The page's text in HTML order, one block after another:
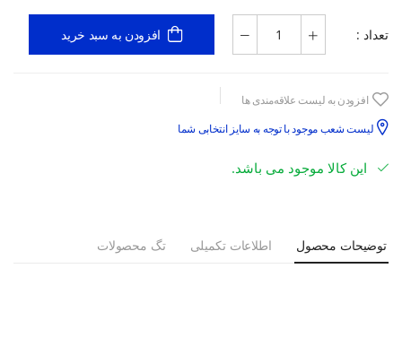
تعداد : افزودن به سبد خرید
افزودن به لیست علاقه‌مندی ها
لیست شعب موجود با توجه به سایز انتخابی شما
این کالا موجود می باشد.
توضیحات محصول اطلاعات تکمیلی تگ محصولات